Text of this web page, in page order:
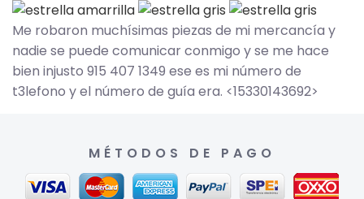
Me robaron muchísimas piezas de mi mercancía y
nadie se puede comunicar conmigo y se me hace
bien injusto 915 407 1349 ese es mi número de
t3lefono y el número de guía era. <15330143692>
MÉTODOS DE PAGO